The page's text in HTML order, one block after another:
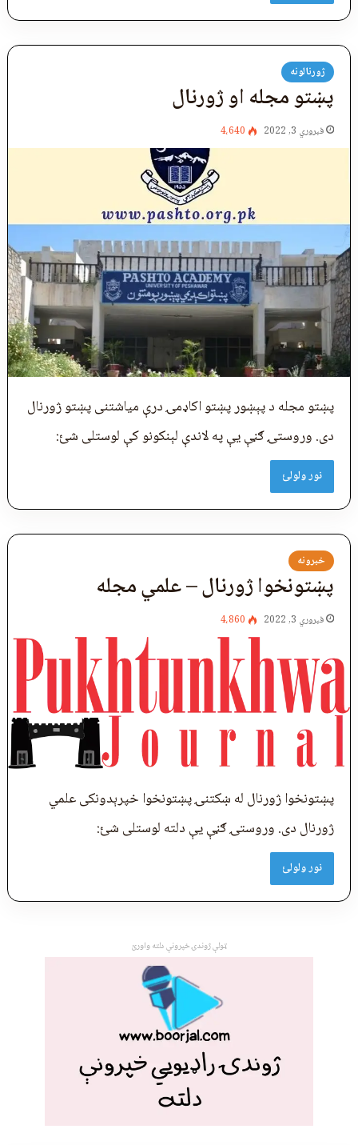
ژورنالونه
پښتو مجله او ژورنال
فبروري 3, 2022 4،640
پښتو مجله د پېښور پښتو اکاډمۍ درې میاشتنی پښتو ژورنال
دی. وروستۍ ګڼې يې په لاندې لېنکونو کې لوستلی شئ:
نور ولولئ
خبرونه
پښتونخوا ژورنال – علمي مجله
فبروري 3, 2022 4،860
پښتونخوا ژورنال له ښکتنۍ پښتونخوا خپرېدونکی علمي
ژورنال دی. وروستۍ ګڼې يې دلته لوستلی شئ:
نور ولولئ
ټولې ژوندۍ خپرونې دلته واورئ